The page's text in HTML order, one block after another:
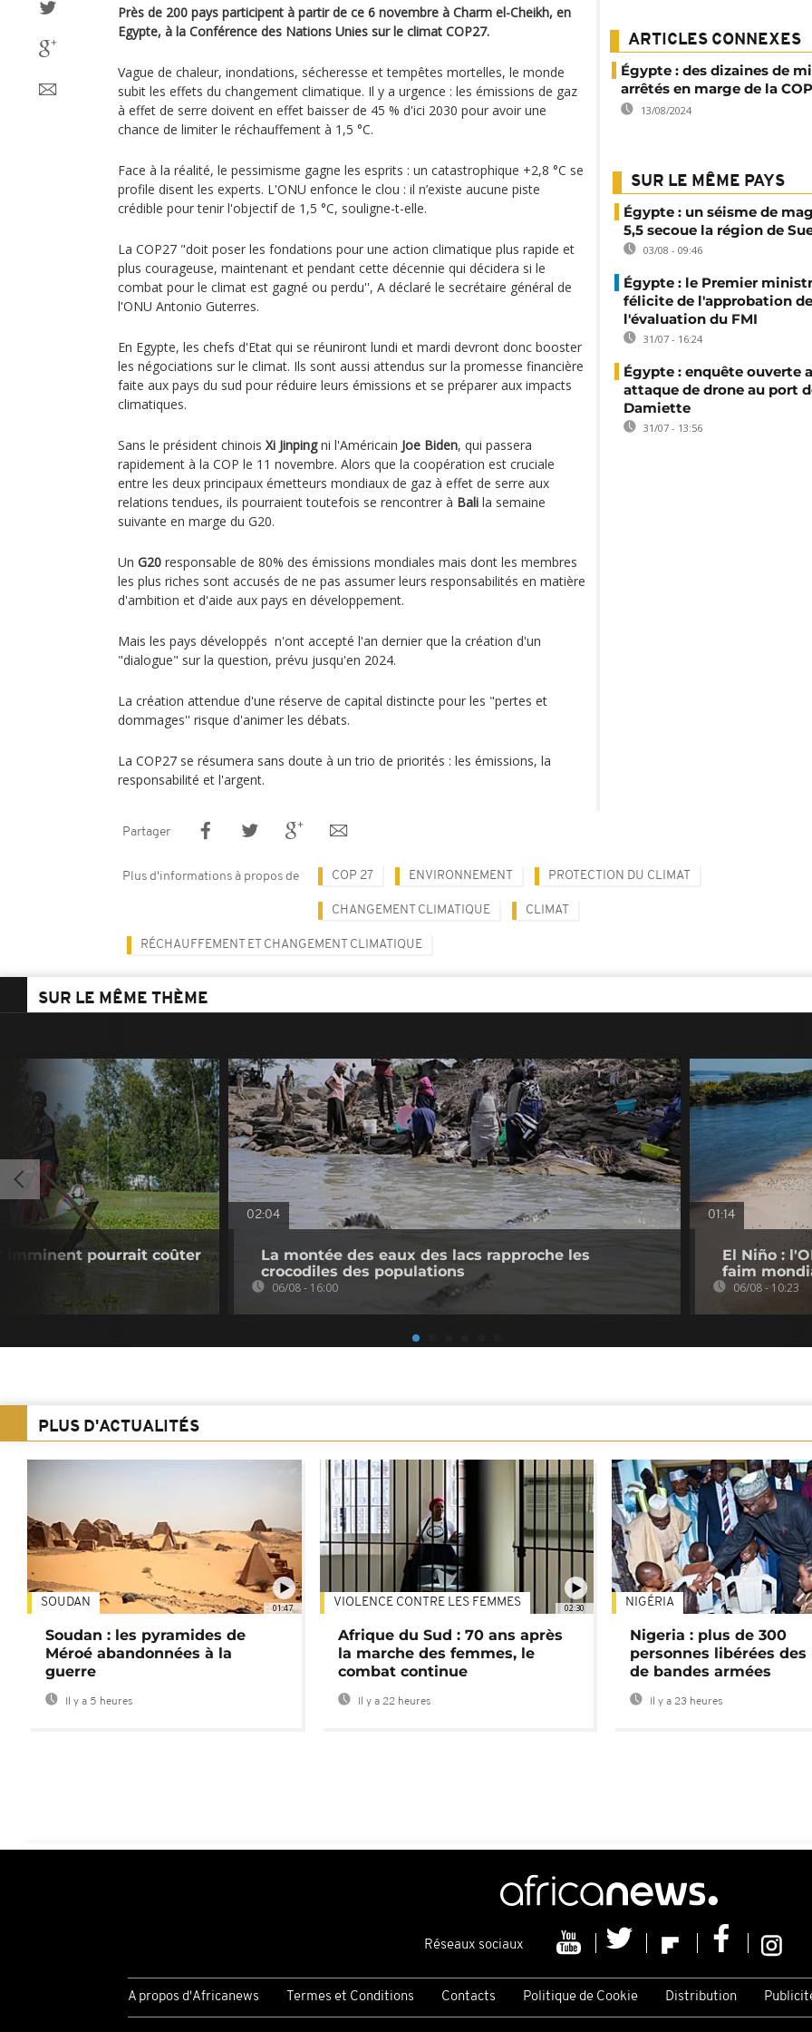
Près de 200 pays participent à partir de ce 6 novembre à Charm el-Cheikh, en
Egypte, à la Conférence des Nations Unies sur le climat COP27.
Vague de chaleur, inondations, sécheresse et tempêtes mortelles, le monde
subit les effets du changement climatique. Il y a urgence : les émissions de gaz
à effet de serre doivent en effet baisser de 45 % d'ici 2030 pour avoir une
chance de limiter le réchauffement à 1,5 °C.
Face à la réalité, le pessimisme gagne les esprits : un catastrophique +2,8 °C se
profile disent les experts. L'ONU enfonce le clou : il n’existe aucune piste
crédible pour tenir l'objectif de 1,5 °C, souligne-t-elle.
La COP27 "doit poser les fondations pour une action climatique plus rapide et
plus courageuse, maintenant et pendant cette décennie qui décidera si le
combat pour le climat est gagné ou perdu'', A déclaré le secrétaire général de
l'ONU Antonio Guterres.
En Egypte, les chefs d'Etat qui se réuniront lundi et mardi devront donc booster
les négociations sur le climat. Ils sont aussi attendus sur la promesse financière
faite aux pays du sud pour réduire leurs émissions et se préparer aux impacts
climatiques.
Sans le président chinois Xi Jinpingni l'Américain Joe Biden, qui passera
rapidement à la COP le 11 novembre. Alors que la coopération est cruciale
entre les deux principaux émetteurs mondiaux de gaz à effet de serre aux
relations tendues, ils pourraient toutefois se rencontrer à Bali la semaine
suivante en marge du G20.
Un G20 responsable de 80% des émissions mondiales mais dont les membres
les plus riches sont accusés de ne pas assumer leurs responsabilités en matière
d'ambition et d'aide aux pays en développement.
Mais les pays développés n'ont accepté l'an dernier que la création d'un
"dialogue" sur la question, prévu jusqu'en 2024.
La création attendue d'une réserve de capital distincte pour les "pertes et
dommages'' risque d'animer les débats.
La COP27 se résumera sans doute à un trio de priorités : les émissions, la
responsabilité et l'argent.
ARTICLES CONNEXES
Égypte : des dizaines de
arrêtés en marge de la
13/08/2024
SUR LE MÊME PAYS
Égypte : un séisme de
5,5 secoue la région de
03/08 - 09:46
Égypte : le Premier
félicite de l'approbation de
l'évaluation du FMI
31/07 - 16:24
Égypte : enquête ouverte
attaque de drone au port
Damiette
31/07 - 13:56
Partager
Plus d'informations à propos de COP 27 ENVIRONNEMENT PROTECTION DU CLIMAT
CHANGEMENT CLIMATIQUE CLIMAT
RÉCHAUFFEMENT ET CHANGEMENT CLIMATIQUE
SUR LE MÊME THÈME
imminent pourrait coûter
02:04
La montée des eaux des lacs rapproche les
crocodiles des populations
06/08 - 16:00
01:14
El Niño :
faim
06/08 - 10:23
PLUS D'ACTUALITÉS
01:47
SOUDAN
Soudan : les pyramides de
Méroé abandonnées à la
guerre
Il y a 5 heures
02:30
VIOLENCE CONTRE LES FEMMES
Afrique du Sud : 70 ans après
la marche des femmes, le
combat continue
Il y a 22 heures
NIGÉRIA
Nigeria : plus de 300
personnes libérées des
de bandes armées
Il y a 23 heures
Réseaux sociaux
A propos d'Africanews Termes et Conditions Contacts Politique de Cookie Distribution